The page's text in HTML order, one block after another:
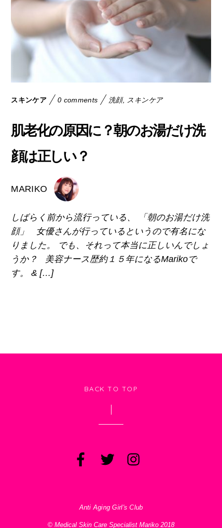
スキンケア 0 comments 洗顔, スキンケア
肌老化の原因に？朝のお湯だけ洗
顔は正しい？
MARIKO
しばらく前から流行っている、 「朝のお湯だけ洗
顔」 女優さんが行っているというので有名にな
りました。 でも、それって本当に正しいんでしょ
うか？ 美容ナース歴約１５年になるMarikoで
す。 & […]
BACK TO TOP
Anti Aging Girl's Club
© Medical Skin Care Specialist Mariko 2018